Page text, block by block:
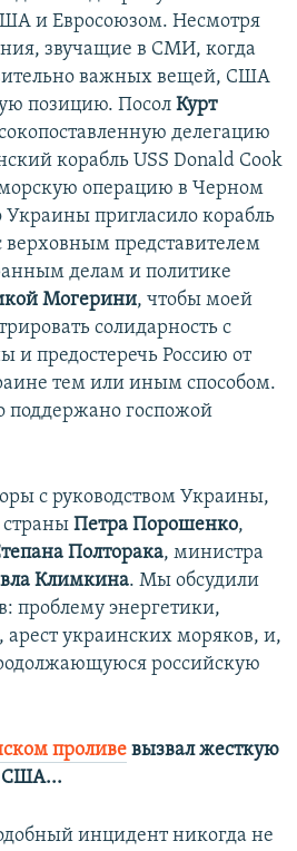
и Евросоюзом. Несмотря
звучащие в СМИ, когда
важных вещей, США
позицию. Посол Курт
делегацию
корабль USS Donald Cook
операцию в Черном
Украины пригласило корабль
верховным представителем
делам и политике
Могерини, чтобы моей
солидарность с
предостеречь Россию от
тем или иным способом.
госпожой
с руководством Украины,
страны Петра Порошенко,
Полторака, министра
Климкина. Мы обсудили
проблему энергетики,
украинских моряков, и,
российскую
проливе вызвал жесткую
США...
инцидент никогда не